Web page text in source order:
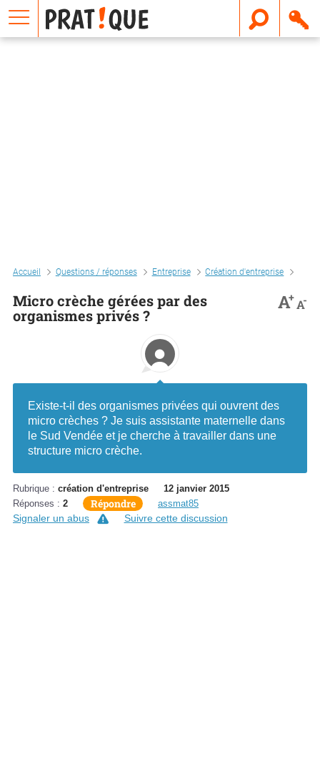
Accueil Questions / réponses Entreprise Création d'entreprise
Micro crèche gérées par des
organismes privés ?
A+A-
Existe-t-il des organismes privées qui ouvrent des
micro crèches ? Je suis assistante maternelle dans
le Sud Vendée et je cherche à travailler dans une
structure micro crèche.
Rubrique : création d'entreprise
12 janvier 2015
Réponses : 2 Répondre assmat85
Signaler un abus Suivre cette discussion
E
m
a